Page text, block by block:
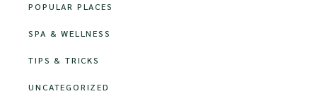
POPULAR PLACES
SPA & WELLNESS
TIPS & TRICKS
UNCATEGORIZED